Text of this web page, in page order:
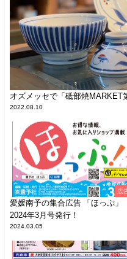
オズメッセで「砥部焼MARKET
2022.08.10
広
愛媛南予の集合広告 「ほっぷ」
2024年3月号発行！
2024.03.05